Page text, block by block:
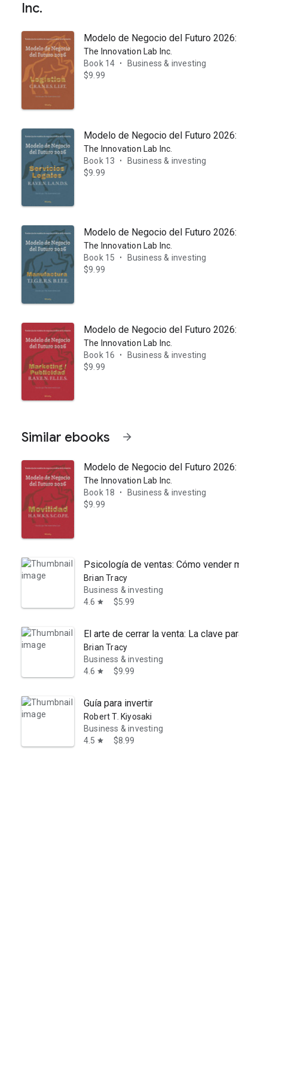
Inc.
Modelo de Negocio del Futuro 2026:
The Innovation Lab Inc.
Book 14
•
Business & investing
$9.99
Modelo de Negocio del Futuro 2026:
The Innovation Lab Inc.
Book 13
•
Business & investing
$9.99
Modelo de Negocio del Futuro 2026:
The Innovation Lab Inc.
Book 15
•
Business & investing
$9.99
Modelo de Negocio del Futuro 2026:
The Innovation Lab Inc.
Book 16
•
Business & investing
$9.99
Similar ebooks arrow_forward
Modelo de Negocio del Futuro 2026:
The Innovation Lab Inc.
Book 18
•
Business & investing
$9.99
Psicología de ventas: Cómo vender más,
Brian Tracy
Business & investing
4.6 star $5.99
El arte de cerrar la venta: La clave para hacer
Brian Tracy
Business & investing
4.6 star $9.99
Guía para invertir
Robert T. Kiyosaki
Business & investing
4.5 star $8.99